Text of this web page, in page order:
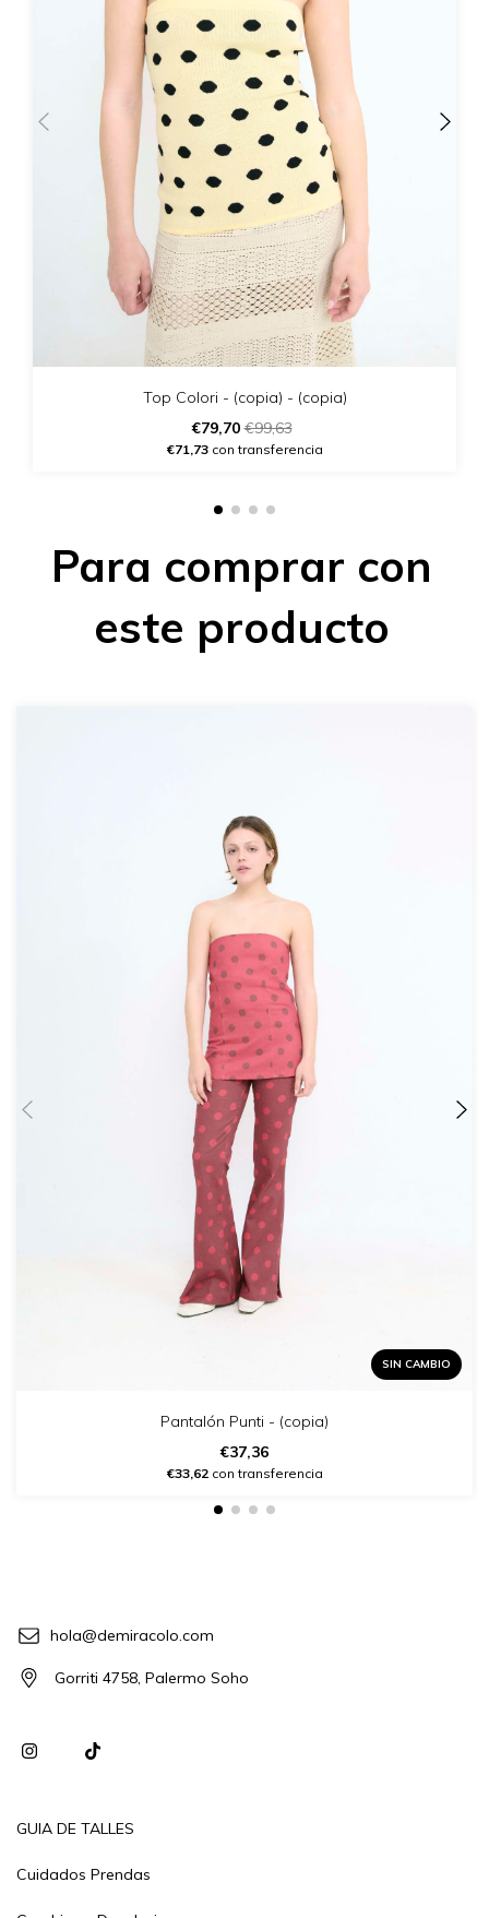
Top Colori - (copia) - (copia)
€79,70€99,63
€71,73con transferencia
Para comprar con
este producto
SIN CAMBIO
Pantalón Punti - (copia)
€37,36
€33,62con transferencia
hola@demiracolo.com
Gorriti 4758, Palermo Soho
GUIA DE TALLES
Cuidados Prendas